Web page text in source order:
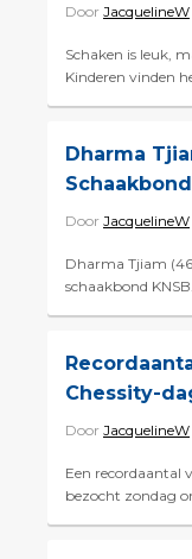
Door JacquelineW
Schaken is leuk,
Kinderen vinden
Dharma
Schaakbond
Door JacquelineW
Dharma Tjiam
schaakbond
Chessity-
Door JacquelineW
Een recordaantal
bezocht zondag